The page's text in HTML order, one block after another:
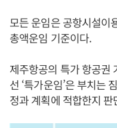
모든 운임은 공항시설이
총액운임 기준이다.
제주항공의 특가 항공권
선 ‘특가운임’은 부치는
정과 계획에 적합한지